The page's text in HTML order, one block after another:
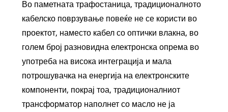
Во паметната трафостаница, традиционалното
кабелско поврзување повеќе не се користи во
проектот, наместо кабел со оптички влакна, во
голем број разновидна електронска опрема во
употреба на висока интеграција и мала
потрошувачка на енергија на електронските
компоненти, покрај тоа, традиционалниот
трансформатор наполнет со масло не ја